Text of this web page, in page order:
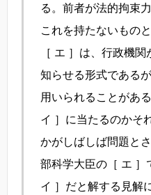
る。前者が法的拘束
これを持たないもの
［ エ ］は、行政機
知らせる形式である
用いられることがあ
イ ］に当たるのかそ
かがしばしば問題と
部科学大臣の［ エ ］
イ ］だと解する見解